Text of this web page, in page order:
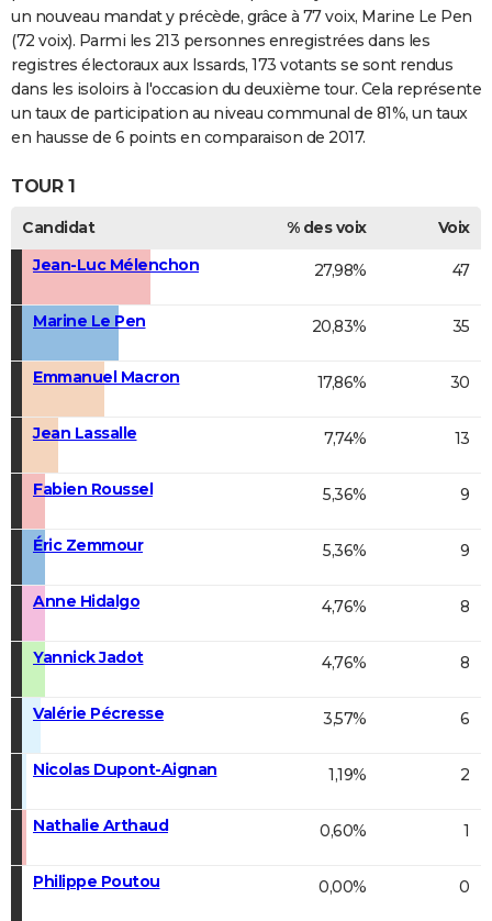
un nouveau mandat y précède, grâce à 77 voix, Marine Le Pen
(72 voix). Parmi les 213 personnes enregistrées dans les
registres électoraux aux Issards, 173 votants se sont rendus
dans les isoloirs à l'occasion du deuxième tour. Cela représente
un taux de participation au niveau communal de 81%, un taux
en hausse de 6 points en comparaison de 2017.
TOUR 1
Candidat % des voix
Voix
Jean-Luc Mélenchon
27,98% 47
Marine Le Pen 20,83% 35
Emmanuel Macron 17,86% 30
Jean Lassalle 7,74% 13
Fabien Roussel 5,36% 9
Éric Zemmour 5,36% 9
Anne Hidalgo 4,76% 8
Yannick Jadot 4,76% 8
Valérie Pécresse 3,57% 6
Nicolas Dupont-Aignan 1,19% 2
Nathalie Arthaud 0,60% 1
Philippe Poutou 0,00% 0